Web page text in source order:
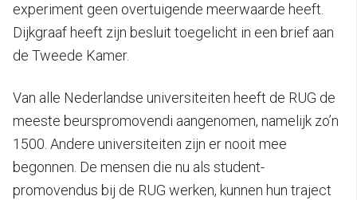
experiment geen overtuigende meerwaarde heeft.
Dijkgraaf heeft zijn besluit toegelicht in een brief aan
de Tweede Kamer.
Van alle Nederlandse universiteiten heeft de RUG de
meeste beurspromovendi aangenomen, namelijk zo’n
1500. Andere universiteiten zijn er nooit mee
begonnen. De mensen die nu als student-
promovendus bij de RUG werken, kunnen hun traject